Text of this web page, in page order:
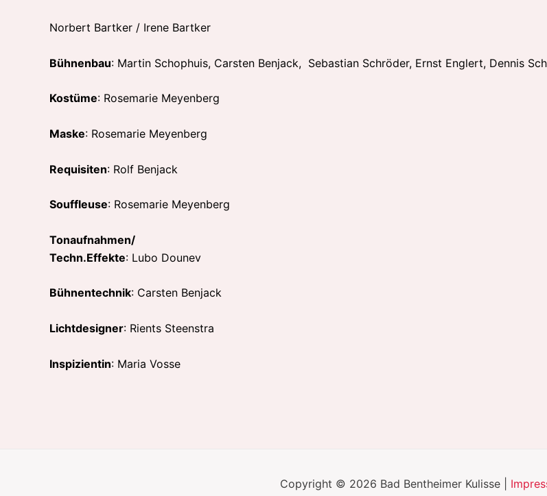
Norbert Bartker / Irene Bartker
Bühnenbau: Martin Schophuis, Carsten Benjack, Sebastian Schröder, Ernst Englert, Dennis
Kostüme: Rosemarie Meyenberg
Maske: Rosemarie Meyenberg
Requisiten: Rolf Benjack
Souffleuse: Rosemarie Meyenberg
Tonaufnahmen/
Techn.Effekte: Lubo Dounev
Bühnentechnik: Carsten Benjack
Lichtdesigner: Rients Steenstra
Inspizientin: Maria Vosse
Copyright © 2026 Bad Bentheimer Kulisse |